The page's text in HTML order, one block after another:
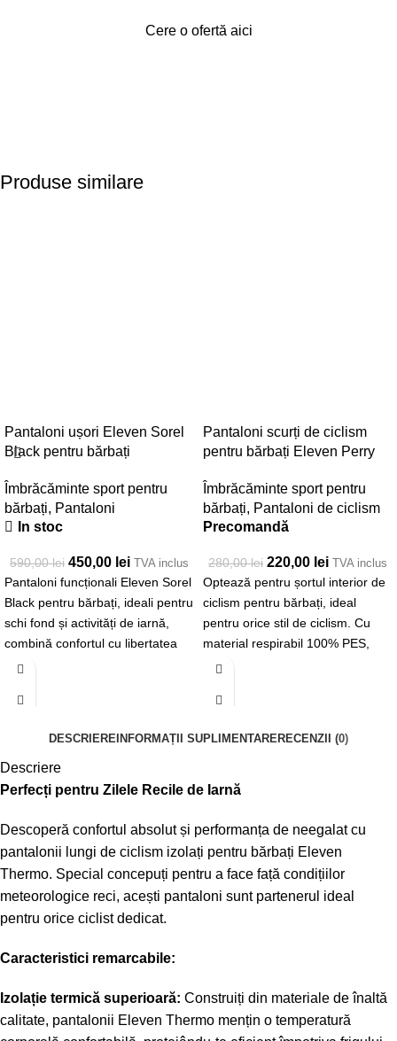
Cere o ofertă aici
Produse similare
Pantaloni ușori Eleven Sorel
Black pentru bărbați
Îmbrăcăminte sport pentru
bărbați, Pantaloni
In stoc
590,00lei 450,00 lei TVA inclus
Pantaloni funcționali Eleven Sorel
Black pentru bărbați, ideali pentru
schi fond și activități de iarnă,
combină confortul cu libertatea
de mișcare. Echipați cu fermoare
bandă elastică în talie pentru o
fermoar pentru siguranța
obiectelor personale. Materialele
de calitate asigură durabilitate și
reflectorizante cresc vizibilitatea
și siguranța.
Pantaloni scurți de ciclism
pentru bărbați Eleven Perry
Îmbrăcăminte sport pentru
bărbați, Pantaloni de ciclism
Precomandă
280,00lei 220,00 lei TVA inclus
Optează pentru șortul interior de
ciclism pentru bărbați, ideal
pentru orice stil de ciclism. Cu
material respirabil 100% PES,
croială lejeră, centură reglabilă și
confort și funcționalitate,
siguranță.
DESCRIERE INFORMAȚII SUPLIMENTARE RECENZII (0)
Descriere
Perfecți pentru Zilele Recile de Iarnă
Descoperă confortul absolut și performanța de neegalat cu
pantalonii lungi de ciclism izolați pentru bărbați Eleven
Thermo. Special concepuți pentru a face față condițiilor
meteorologice reci, acești pantaloni sunt partenerul ideal
pentru orice ciclist dedicat.
Caracteristici remarcabile:
Izolație termică superioară: Construiți din materiale de înaltă
calitate, pantalonii Eleven Thermo mențin o temperatură